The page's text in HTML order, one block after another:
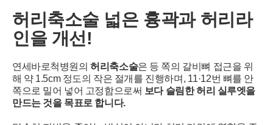
허리축소술 넓은 흉곽과 허리라
인을 개선!
연세바로척병원의허리축소술은 등 쪽의 갈비뼈 접근을 위
해 약 1.5cm 정도의 작은 절개를 진행하며, 11·12번 뼈를 안
쪽으로 밀어 넣어 고정함으로써 보다 슬림한 허리 실루엣을
만드는 것을 목표로 합니다.